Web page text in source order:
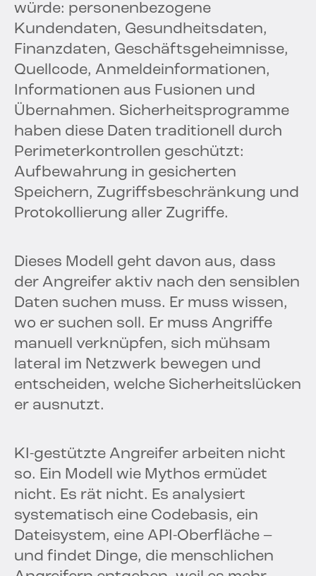
würde: personenbezogene
Kundendaten, Gesundheitsdaten,
Finanzdaten, Geschäftsgeheimnisse,
Quellcode, Anmeldeinformationen,
Informationen aus Fusionen und
Übernahmen. Sicherheitsprogramme
haben diese Daten traditionell durch
Perimeterkontrollen geschützt:
Aufbewahrung in gesicherten
Speichern, Zugriffsbeschränkung und
Protokollierung aller Zugriffe.
Dieses Modell geht davon aus, dass
der Angreifer aktiv nach den sensiblen
Daten suchen muss. Er muss wissen,
wo er suchen soll. Er muss Angriffe
manuell verknüpfen, sich mühsam
lateral im Netzwerk bewegen und
entscheiden, welche Sicherheitslücken
er ausnutzt.
KI-gestützte Angreifer arbeiten nicht
so. Ein Modell wie Mythos ermüdet
nicht. Es rät nicht. Es analysiert
systematisch eine Codebasis, ein
Dateisystem, eine API-Oberfläche –
und findet Dinge, die menschlichen